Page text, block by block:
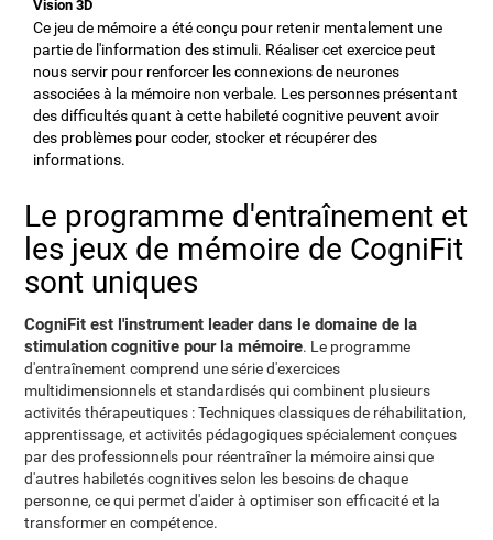
Vision 3D
Ce jeu de mémoire a été conçu pour retenir mentalement une
partie de l'information des stimuli. Réaliser cet exercice peut
nous servir pour renforcer les connexions de neurones
associées à la mémoire non verbale. Les personnes présentant
des difficultés quant à cette habileté cognitive peuvent avoir
des problèmes pour coder, stocker et récupérer des
informations.
Le programme d'entraînement et
les jeux de mémoire de CogniFit
sont uniques
CogniFit est l'instrument leader dans le domaine de la
stimulation cognitive pour la mémoire. Le programme
d'entraînement comprend une série d'exercices
multidimensionnels et standardisés qui combinent plusieurs
activités thérapeutiques : Techniques classiques de réhabilitation,
apprentissage, et activités pédagogiques spécialement conçues
par des professionnels pour réentraîner la mémoire ainsi que
d'autres habiletés cognitives selon les besoins de chaque
personne, ce qui permet d'aider à optimiser son efficacité et la
transformer en compétence.